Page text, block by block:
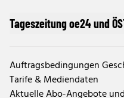
Tageszeitung oe24 und
Auftragsbedingungen
Tarife & Mediendaten
Aktuelle Abo-Angebote